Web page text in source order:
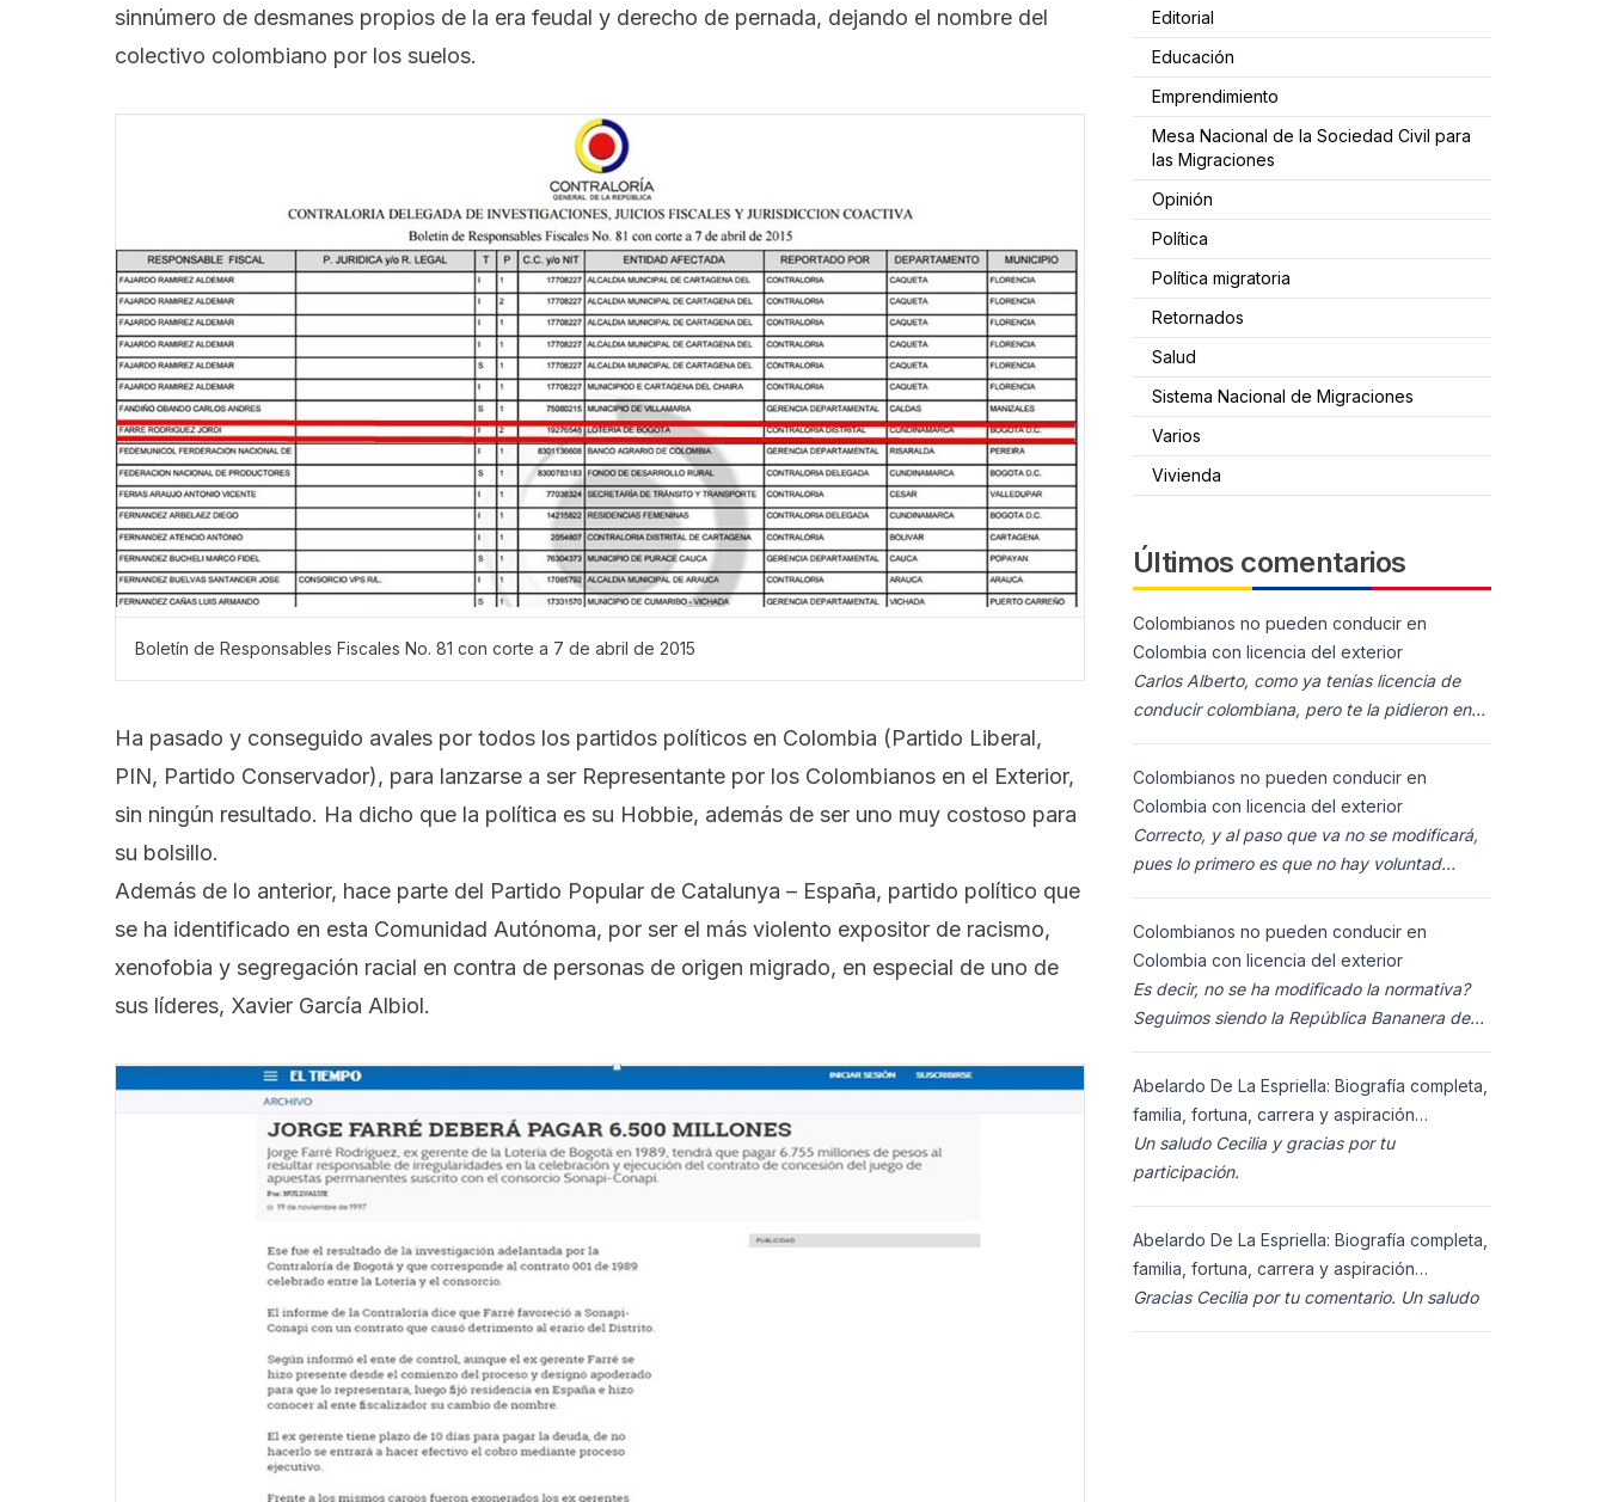
sinnúmero de desmanes propios de la era feudal y derecho de pernada, dejando el nombre del
colectivo colombiano por los suelos.
Boletín de Responsables Fiscales No. 81 con corte a 7 de abril de 2015
Ha pasado y conseguido avales por todos los partidos políticos en Colombia (Partido Liberal,
PIN, Partido Conservador), para lanzarse a ser Representante por los Colombianos en el Exterior,
sin ningún resultado. Ha dicho que la política es su Hobbie, además de ser uno muy costoso para
su bolsillo.
Además de lo anterior, hace parte del Partido Popular de Catalunya – España, partido político que
se ha identificado en esta Comunidad Autónoma, por ser el más violento expositor de racismo,
xenofobia y segregación racial en contra de personas de origen migrado, en especial de uno de
sus líderes, Xavier García Albiol.
Editorial
Educación
Emprendimiento
Mesa Nacional de la Sociedad Civil para
las Migraciones
Opinión
Política
Política migratoria
Retornados
Salud
Sistema Nacional de Migraciones
Varios
Vivienda
Últimos comentarios
Colombianos no pueden conducir en
Colombia con licencia del exterior
Carlos Alberto, como ya tenías licencia de
conducir colombiana, pero te la pidieron en
Colombia (s
Colombianos no pueden conducir en
Colombia con licencia del exterior
Correcto, y al paso que va no se modificará,
pues lo primero es que no hay voluntad
ciudadanos n
Colombianos no pueden conducir en
Colombia con licencia del exterior
Es decir, no se ha modificado la normativa?
Seguimos siendo la República Bananera de
Abelardo De La Espriella: Biografía completa,
familia, fortuna, carrera y aspiración
presidencial 2026.
Un saludo Cecilia y gracias por tu
participación.
Abelardo De La Espriella: Biografía completa,
familia, fortuna, carrera y aspiración
presidencial 2026.
Gracias Cecilia por tu comentario. Un saludo